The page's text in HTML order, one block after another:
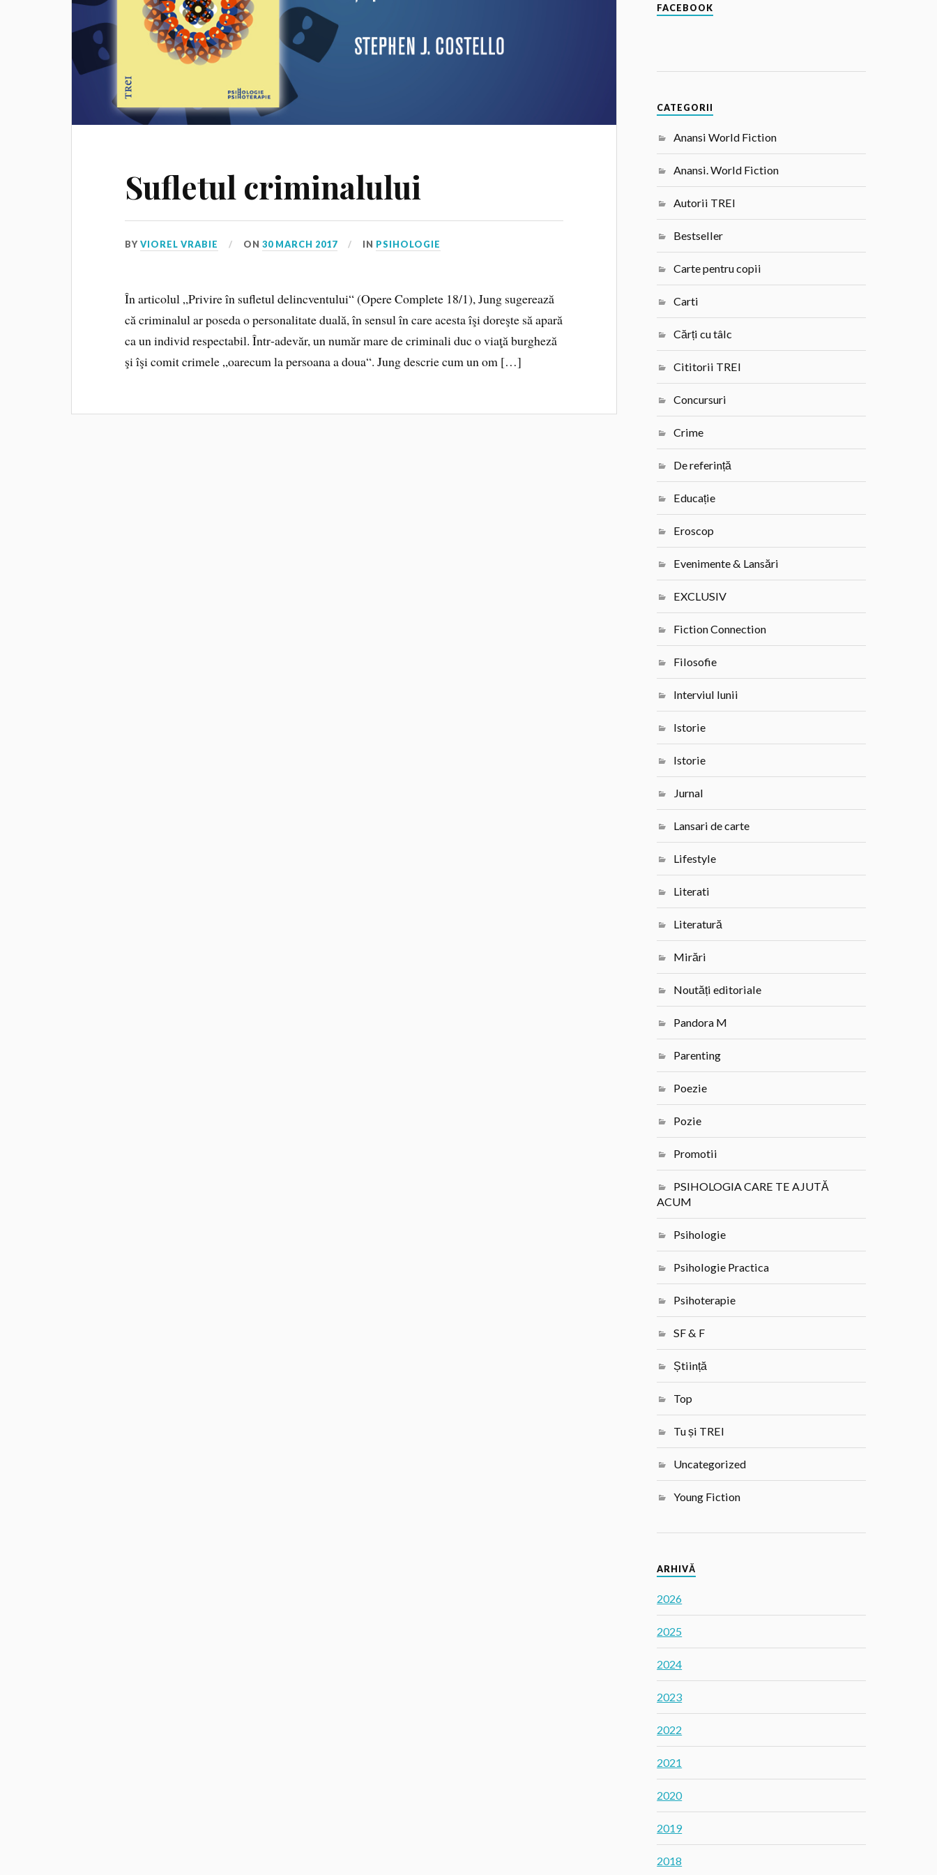
Sufletul criminalului
BYVIOREL VRABIE ON30 MARCH 2017 IN PSIHOLOGIE
În articolul „Privire în sufletul delincventului“ (Opere Complete 18/1), Jung sugerează
că criminalul ar poseda o personalitate duală, în sensul în care acesta îşi doreşte să apară
ca un individ respectabil. Într‑adevăr, un număr mare de criminali duc o viaţă burgheză
şi îşi comit crimele „oarecum la persoana a doua“. Jung descrie cum un om […]
FACEBOOK
CATEGORII
Anansi World Fiction
Anansi. World Fiction
Autorii TREI
Bestseller
Carte pentru copii
Carti
Cărți cu tâlc
Cititorii TREI
Concursuri
Crime
De referință
Educație
Eroscop
Evenimente & Lansări
EXCLUSIV
Fiction Connection
Filosofie
Interviul lunii
Istorie
Istorie
Jurnal
Lansari de carte
Lifestyle
Literati
Literatură
Mirări
Noutăți editoriale
Pandora M
Parenting
Poezie
Pozie
Promotii
PSIHOLOGIA CARE TE AJUTĂ
ACUM
Psihologie
Psihologie Practica
Psihoterapie
SF & F
Știință
Top
Tu și TREI
Uncategorized
Young Fiction
ARHIVĂ
2026
2025
2024
2023
2022
2021
2020
2019
2018